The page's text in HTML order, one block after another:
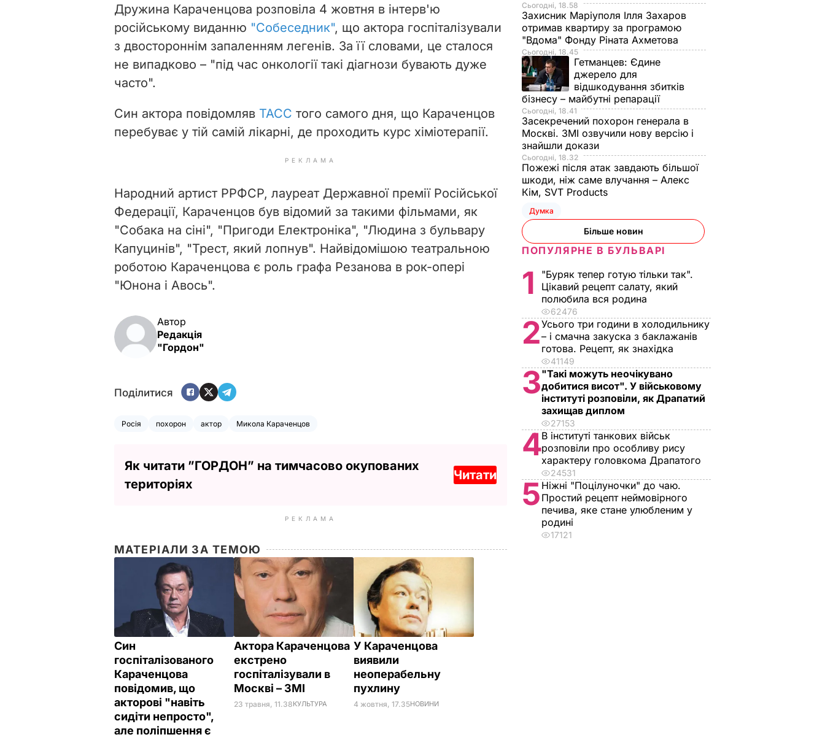
Дружина Караченцова розповіла 4 жовтня в інтерв'ю
російському виданню "Собеседник", що актора госпіталізували
з двостороннім запаленням легенів. За її словами, це сталося
не випадково – "під час онкології такі діагнози бувають дуже
часто".
Син актора повідомляв ТАСС того самого дня, що Караченцов
перебуває у тій самій лікарні, де проходить курс хіміотерапії.
РЕКЛАМА
Народний артист РРФСР, лауреат Державної премії Російської
Федерації, Караченцов був відомий за такими фільмами, як
"Собака на сіні", "Пригоди Електроніка", "Людина з бульвару
Капуцинів", "Трест, який лопнув". Найвідомішою театральною
роботою Караченцова є роль графа Резанова в рок-опері
"Юнона і Авось".
Автор
Редакція
"Гордон"
Поділитися
Росія похорон актор Микола Караченцов
Як читати ”ГОРДОН” на тимчасово окупованих
територіях
Читати
РЕКЛАМА
МАТЕРІАЛИ ЗА ТЕМОЮ
Син
госпіталізованого
Караченцова
повідомив, що
акторові "навіть
сидіти непросто",
але поліпшення є
Актора Караченцова
екстрено
госпіталізували в
Москві – ЗМІ
23 травня, 11.38КУЛЬТУРА
У Караченцова
виявили
неоперабельну
пухлину
4 жовтня, 17.35НОВИНИ
Сьогодні, 18.58
Захисник Маріуполя Ілля Захаров
отримав квартиру за програмою
"Вдома" Фонду Ріната Ахметова
Сьогодні, 18.45
Гетманцев: Єдине
джерело для
відшкодування збитків
бізнесу – майбутні репарації
Сьогодні, 18.41
Засекречений похорон генерала в
Москві. ЗМІ озвучили нову версію і
знайшли докази
Сьогодні, 18.32
Пожежі після атак завдають більшої
шкоди, ніж саме влучання – Алекс
Кім, SVT Products
Думка
Більше новин
ПОПУЛЯРНЕ В БУЛЬВАРІ
1
"Буряк тепер готую тільки так".
Цікавий рецепт салату, який
полюбила вся родина
62476
2Усього три години в холодильнику
– і смачна закуска з баклажанів
готова. Рецепт, як знахідка
41149
3"Такі можуть неочікувано
добитися висот". У військовому
інституті розповіли, як Драпатий
захищав диплом
27153
4В інституті танкових військ
розповіли про особливу рису
характеру головкома Драпатого
24531
5 Ніжні "Поцілуночки" до чаю.
Простий рецепт неймовірного
печива, яке стане улюбленим у
родині
17121